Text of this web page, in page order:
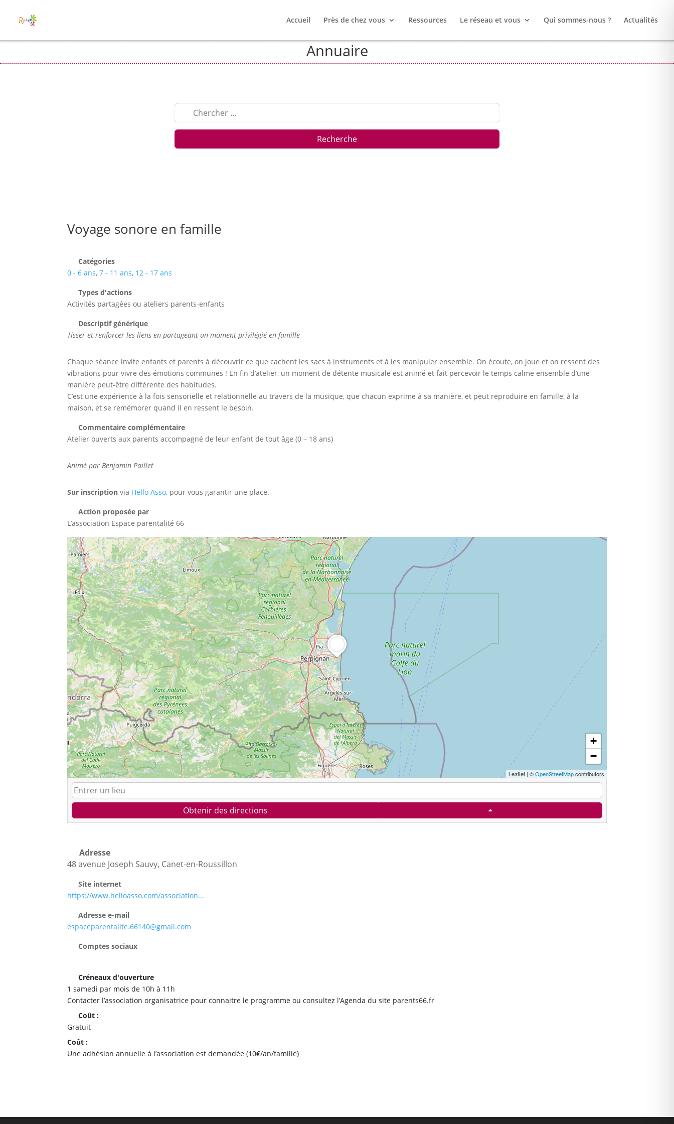
Accueil Près de chez vous Ressources Le réseau et vous Qui sommes-nous ? Actualités
Annuaire
Recherche
Voyage sonore en famille
Catégories
0 - 6 ans,7 - 11 ans, 12 - 17 ans
Types d'actions
Activités partagées ou ateliers parents-enfants
Descriptif générique
Tisser et renforcer les liens en partageant un moment privilégié en famille
Chaque séance invite enfants et parents à découvrir ce que cachent les sacs à instruments et à les manipuler ensemble. On écoute, on joue et on ressent des
vibrations pour vivre des émotions communes ! En fin d’atelier, un moment de détente musicale est animé et fait percevoir le temps calme ensemble d’une
manière peut-être différente des habitudes.
C’est une expérience à la fois sensorielle et relationnelle au travers de la musique, que chacun exprime à sa manière, et peut reproduire en famille, à la
maison, et se remémorer quand il en ressent le besoin.
Commentaire complémentaire
Atelier ouverts aux parents accompagné de leur enfant de tout âge (0 – 18 ans)
Animé par Benjamin Paillet
Sur inscription via Hello Asso, pour vous garantir une place.
Action proposée par
L’association Espace parentalité 66
+
−
Leaflet | ©OpenStreetMapcontributors
Obtenir des directions
Adresse
48 avenue Joseph Sauvy, Canet-en-Roussillon
Site internet
https://www.helloasso.com/association...
Adresse e-mail
espaceparentalite.66140@gmail.com
Comptes sociaux
Créneaux d'ouverture
1 samedi par mois de 10h à 11h
Contacter l’association organisatrice pour connaitre le programme ou consultez l’Agenda du site parents66.fr
Coût :
Gratuit
Coût :
Une adhésion annuelle à l’association est demandée (10€/an/famille)